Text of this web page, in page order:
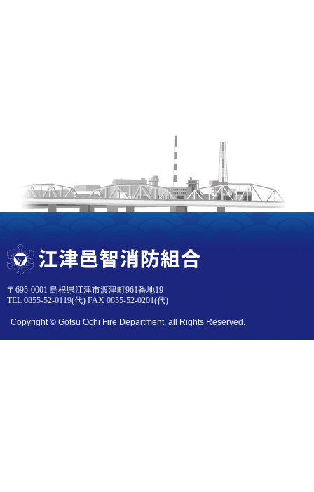
〒695-0001 島根県江津市渡津町961番地19
TEL 0855-52-0119(代) FAX 0855-52-0201(代)
Copyright © Gotsu Ochi Fire Department. all Rights Reserved.